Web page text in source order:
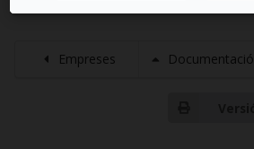
Empreses Documentació